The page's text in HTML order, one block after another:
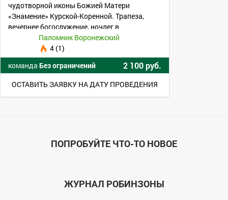
чудотворной иконы Божией Матери
«Знамение» Курской-Коренной. Трапеза,
вечернее богослужение, ночлег в
монастырской гостинице
Паломник Воронежский
4 (1)
команда Без ограничений 2 100 руб.
ОСТАВИТЬ ЗАЯВКУ НА ДАТУ ПРОВЕДЕНИЯ
ПОПРОБУЙТЕ ЧТО-ТО НОВОЕ
ЖУРНАЛ РОБИНЗОНЫ